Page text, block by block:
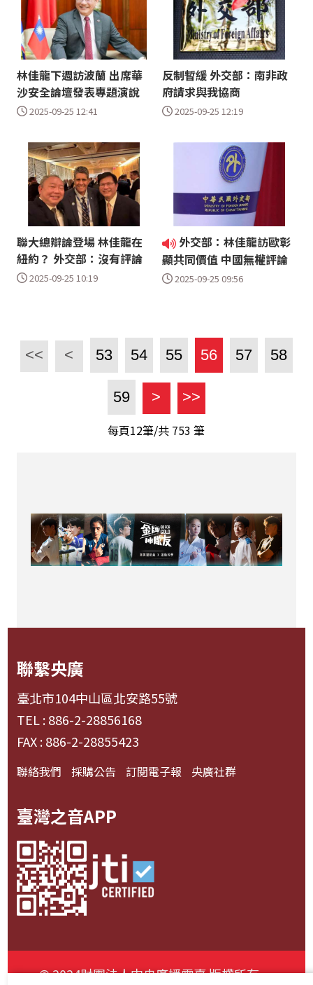
林佳龍下週訪波蘭 出席華
沙安全論壇發表專題演說
2025-09-25 12:41
反制暫緩 外交部：南非政
府請求與我協商
2025-09-25 12:19
聯大總辯論登場 林佳龍在
紐約？ 外交部：沒有評論
2025-09-25 10:19
外交部：林佳龍訪歐彰
顯共同價值 中國無權評論
2025-09-25 09:56
<< < 53 54 55 56 57 58
59 > >>
每頁12筆/共 753 筆
聯繫央廣
臺北市104中山區北安路55號
TEL : 886-2-28856168
FAX : 886-2-28855423
聯絡我們 採購公告 訂閱電子報 央廣社群
臺灣之音APP
© 2024財團法人中央廣播電臺 版權所有